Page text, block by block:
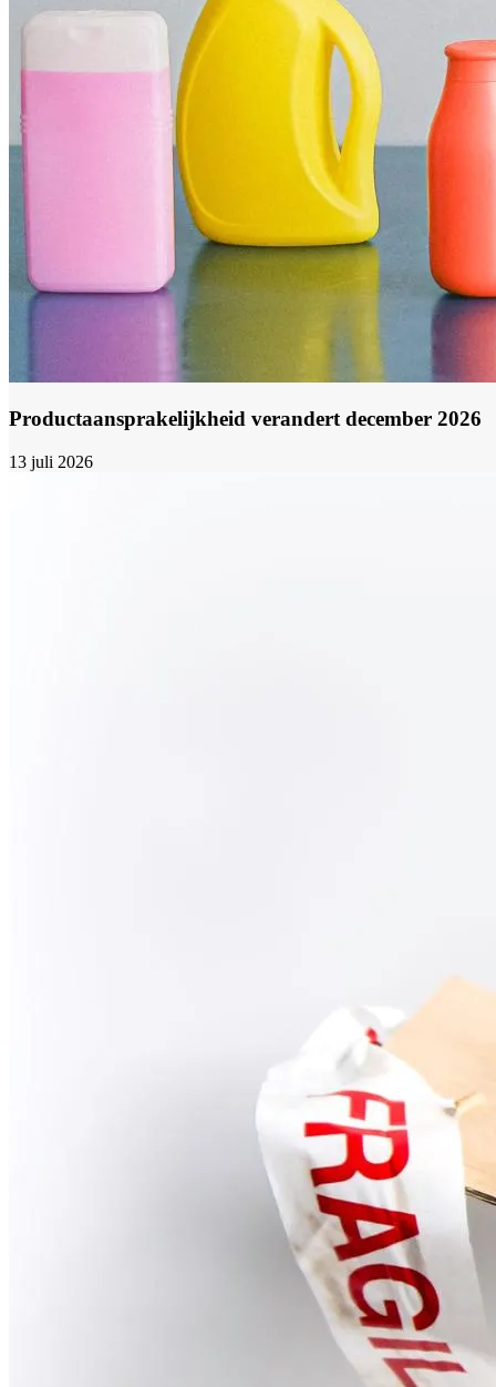
Productaansprakelijkheid verandert december 2026
13 juli 2026